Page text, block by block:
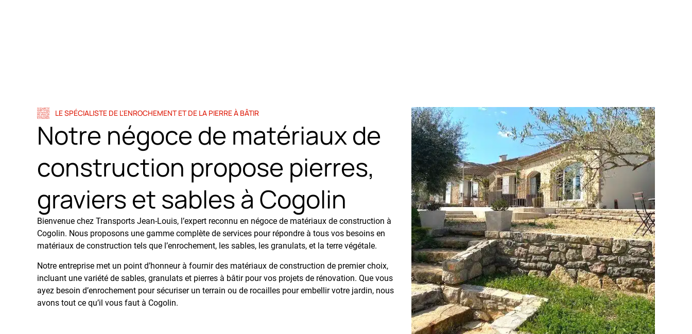
LE SPÉCIALISTE DE L'ENROCHEMENT ET DE LA PIERRE À BÂTIR
Notre négoce de matériaux de
construction propose pierres,
graviers et sables à Cogolin
Bienvenue chez Transports Jean-Louis, l’expert reconnu en négoce de matériaux de construction à
Cogolin. Nous proposons une gamme complète de services pour répondre à tous vos besoins en
matériaux de construction tels que l’enrochement, les sables, les granulats, et la terre végétale.
Notre entreprise met un point d’honneur à fournir des matériaux de construction de premier choix,
incluant une variété de sables, granulats et pierres à bâtir pour vos projets de rénovation. Que vous
ayez besoin d’enrochement pour sécuriser un terrain ou de rocailles pour embellir votre jardin, nous
avons tout ce qu’il vous faut à Cogolin.